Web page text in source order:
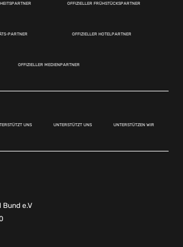
OFFIZIELLER FRÜHSTÜCKSPARTNER
PARTNER OFFIZIELLER HOTELPARTNER
OFFIZIELLER MEDIENPARTNER
UNS UNTERSTÜTZT UNS UNTERSTÜTZEN WIR
e.V